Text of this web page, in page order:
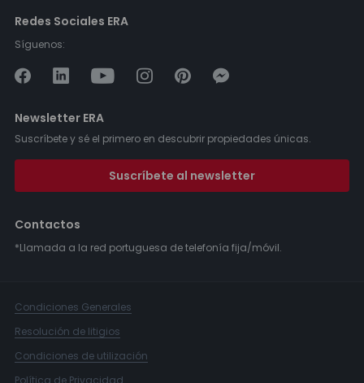
Redes Sociales ERA
Síguenos:
Newsletter ERA
Suscríbete y sé el primero en descubrir propiedades únicas.
Suscríbete al newsletter
Contactos
*Llamada a la red portuguesa de telefonía fija/móvil.
Condiciones Generales
Resolución de litigios
Condiciones de utilización
Política de Privacidad